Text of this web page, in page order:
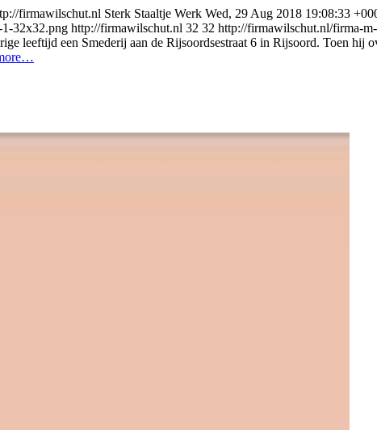
firmawilschut.nl Sterk Staaltje Werk Wed, 29 Aug 2018 19:08:33
32x32.png http://firmawilschut.nl 32 32 http://firmawilschut.nl/firma-
leeftijd een Smederij aan de Rijsoordsestraat 6 in Rijsoord. Toen hij